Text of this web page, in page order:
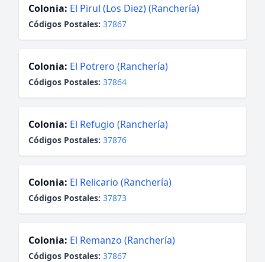
Colonia: El Pirul (Los Diez) (Ranchería)
Códigos Postales: 37867
Colonia: El Potrero (Ranchería)
Códigos Postales: 37864
Colonia: El Refugio (Ranchería)
Códigos Postales: 37876
Colonia: El Relicario (Ranchería)
Códigos Postales: 37873
Colonia: El Remanzo (Ranchería)
Códigos Postales: 37867